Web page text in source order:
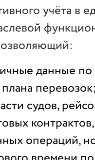
учёта в
данные
судов,
операций,